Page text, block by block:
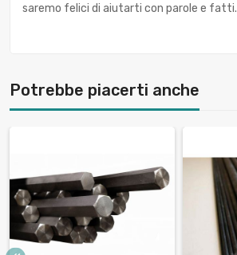
saremo felici di aiutarti con parole e fatti.
Potrebbe piacerti anche